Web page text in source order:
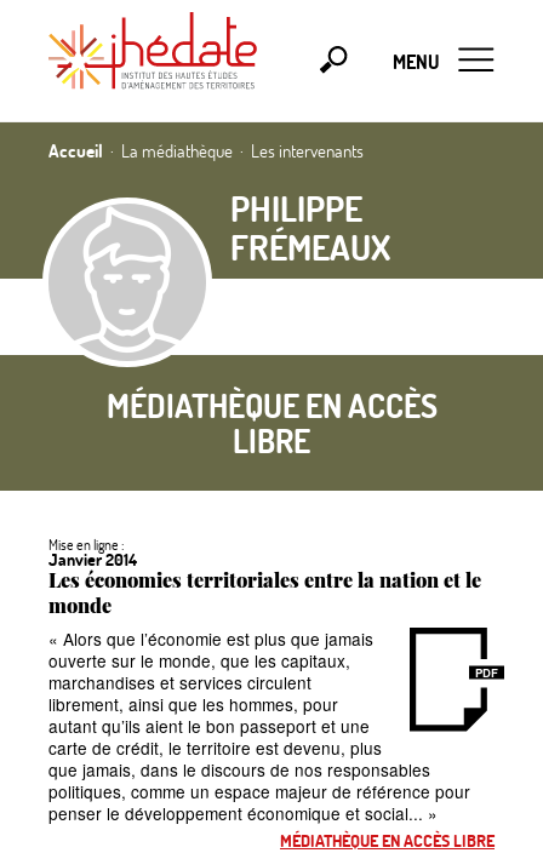
MENU
Accueil La médiathèque Les intervenants
PHILIPPE
FRÉMEAUX
MÉDIATHÈQUE EN ACCÈS
LIBRE
Mise en ligne :
Janvier 2014
Les économies territoriales entre la nation et le
monde
PDF
« Alors que l’économie est plus que jamais
ouverte sur le monde, que les capitaux,
marchandises et services circulent
librement, ainsi que les hommes, pour
autant qu’ils aient le bon passeport et une
carte de crédit, le territoire est devenu, plus
que jamais, dans le discours de nos responsables
politiques, comme un espace majeur de référence pour
penser le développement économique et social... »
MÉDIATHÈQUE EN ACCÈS LIBRE